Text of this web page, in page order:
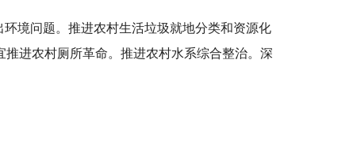
境问题。推进农村生活垃圾就地分类和资源化
进农村厕所革命。推进农村水系综合整治。深